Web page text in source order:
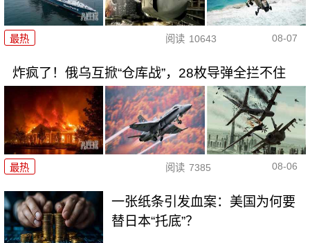
最热 阅读 10643 08-07
炸疯了！俄乌互掀“仓库战”，28枚导弹全拦不住
最热 阅读 7385 08-06
一张纸条引发血案：美国为何要
替日本“托底”？